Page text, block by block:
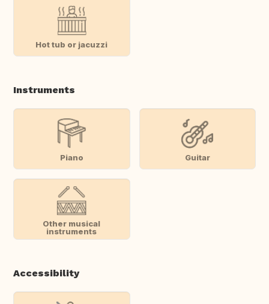
Hot tub or jacuzzi
Instruments
Piano Guitar
Other musical
instruments
Accessibility